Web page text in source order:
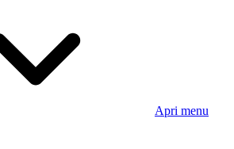
Apri menu